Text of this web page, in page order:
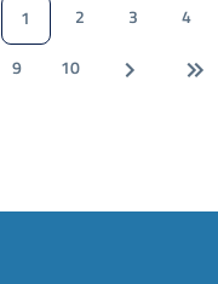
1 2 3 4
9 10